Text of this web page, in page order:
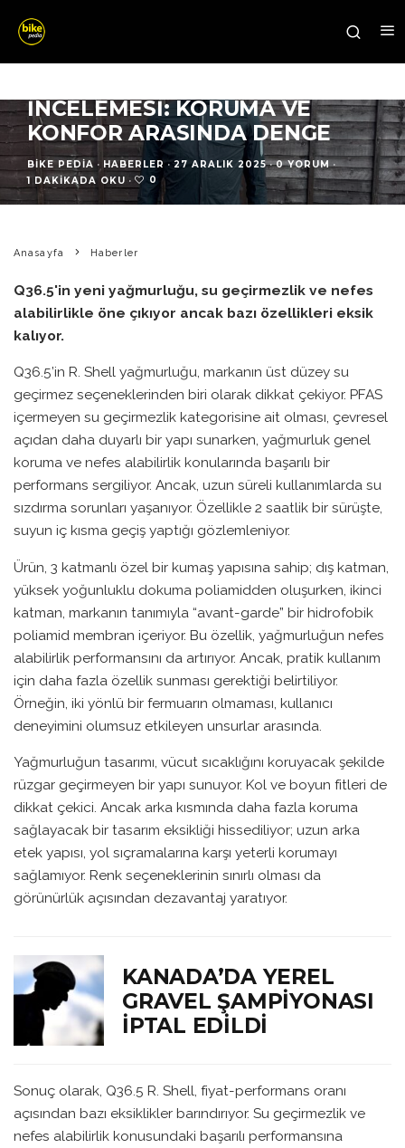
İNCELEMESI: KORUMA VE
KONFOR ARASINDA DENGE
BIKE PEDIA · HABERLER · 27 ARALIK 2025 · 0 YORUM ·
1 DAKIKADA OKU · 0
Anasayfa Haberler
Q36.5'in yeni yağmurluğu, su geçirmezlik ve nefes
alabilirlikle öne çıkıyor ancak bazı özellikleri eksik
kalıyor.
Q36.5’in R. Shell yağmurluğu, markanın üst düzey su
geçirmez seçeneklerinden biri olarak dikkat çekiyor. PFAS
içermeyen su geçirmezlik kategorisine ait olması, çevresel
açıdan daha duyarlı bir yapı sunarken, yağmurluk genel
koruma ve nefes alabilirlik konularında başarılı bir
performans sergiliyor. Ancak, uzun süreli kullanımlarda su
sızdırma sorunları yaşanıyor. Özellikle 2 saatlik bir sürüşte,
suyun iç kısma geçiş yaptığı gözlemleniyor.
Ürün, 3 katmanlı özel bir kumaş yapısına sahip; dış katman,
yüksek yoğunluklu dokuma poliamidden oluşurken, ikinci
katman, markanın tanımıyla “avant-garde” bir hidrofobik
poliamid membran içeriyor. Bu özellik, yağmurluğun nefes
alabilirlik performansını da artırıyor. Ancak, pratik kullanım
için daha fazla özellik sunması gerektiği belirtiliyor.
Örneğin, iki yönlü bir fermuarın olmaması, kullanıcı
deneyimini olumsuz etkileyen unsurlar arasında.
Yağmurluğun tasarımı, vücut sıcaklığını koruyacak şekilde
rüzgar geçirmeyen bir yapı sunuyor. Kol ve boyun fitleri de
dikkat çekici. Ancak arka kısmında daha fazla koruma
sağlayacak bir tasarım eksikliği hissediliyor; uzun arka
etek yapısı, yol sıçramalarına karşı yeterli korumayı
sağlamıyor. Renk seçeneklerinin sınırlı olması da
görünürlük açısından dezavantaj yaratıyor.
KANADA’DA YEREL
GRAVEL ŞAMPIYONASI
İPTAL EDILDI
Sonuç olarak, Q36.5 R. Shell, fiyat-performans oranı
açısından bazı eksiklikler barındırıyor. Su geçirmezlik ve
nefes alabilirlik konusundaki başarılı performansına